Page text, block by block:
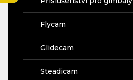
Flycam
Glidecam
Steadicam